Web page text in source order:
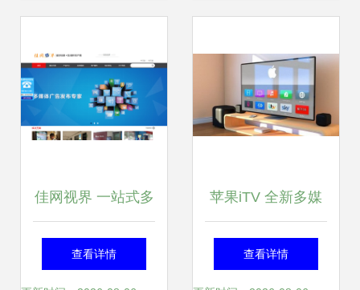
件V29.0.22深度解
析
佳网视界 一站式多
媒体软件解决方案
查看详情
苹果iTV 全新多媒
体生态融合的猜想
查看详情